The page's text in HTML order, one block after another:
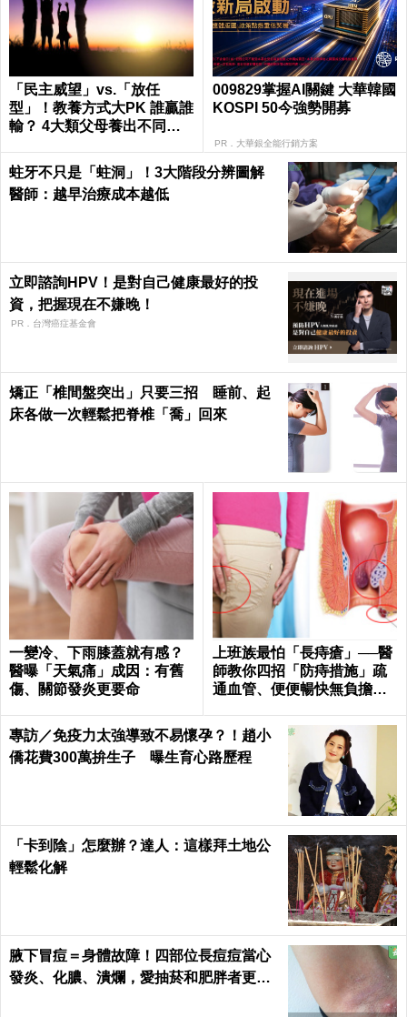
「民主威望」vs.「放任
型」！教養方式大PK 誰贏誰
輸？ 4大類父母養出不同性
009829掌握AI關鍵 大華韓國
KOSPI 50今強勢開募
PR．大華銀全能行銷方案
蛀牙不只是「蛀洞」！3大階段分辨圖解
醫師：越早治療成本越低
立即諮詢HPV！是對自己健康最好的投
資，把握現在不嫌晚！
PR．台灣癌症基金會
矯正「椎間盤突出」只要三招 睡前、起
床各做一次輕鬆把脊椎「喬」回來
一變冷、下雨膝蓋就有感？
醫曝「天氣痛」成因：有舊
傷、關節發炎更要命
上班族最怕「長痔瘡」──醫
師教你四招「防痔措施」疏
通血管、便便暢快無負擔｜
專訪／免疫力太強導致不易懷孕？！趙小
僑花費300萬拚生子 曝生育心路歷程
「卡到陰」怎麼辦？達人：這樣拜土地公
輕鬆化解
腋下冒痘＝身體故障！四部位長痘痘當心
發炎、化膿、潰爛，愛抽菸和肥胖者更要